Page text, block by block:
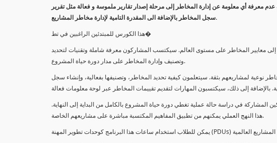
عدم معرفة أي معلومة عن إدارة المخاطر إلى مرحلة إصدار تقارير ملموسة و فعالة مثل تقرير
سجل المخاطر بالإضافة الى المقدرة التامية لإدارة مخاطر المشاريع.
هذا الكورس للمبتدئين الراغبين في تط�
إلى معايير المخاطر على مستوى العالم. سيكتسب المشاركون معرفة شاملة وتقنيات لتحديد
وتصنيف وإدارة المخاطر على مدار دورة حياة المشروع.
نوعية لمشاريعهم بثقة. سيتعلمون كيفية تحديد المخاطر، وتصنيفها بفعالية، وإنشاء سجل
في دراسة حالة عملية تغطي دورة حياة المشروع بالكامل من البداية إلى النهاية.
هذا النهج العملي يمكنهم من تطبيق المفاهيم المكتسبة مباشرة على مشاريعهم الخاصة.